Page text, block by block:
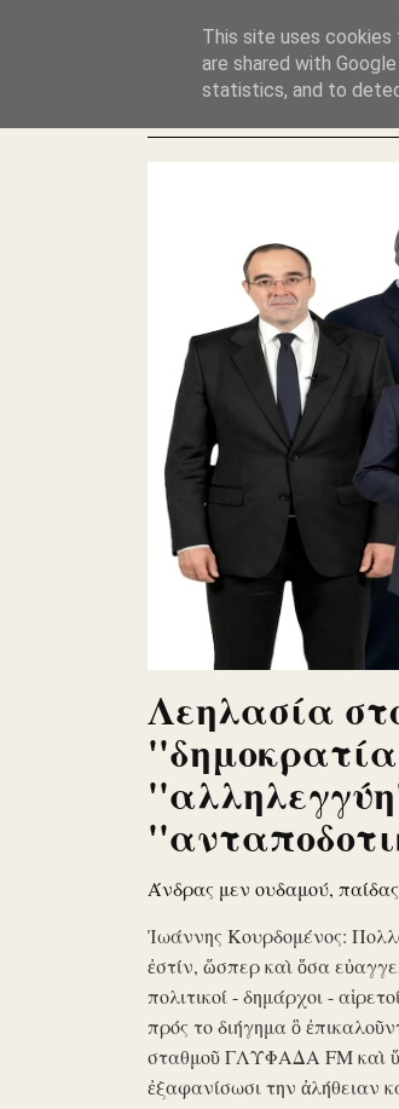
ΛΕΗΛΑΣΙΑ ΚΑΙ ΕΓΚΛΗΜΑ ?
Λεηλασία
Άνδρας μεν ουδαμού,
Ἰωάννης Κουρδομένος:
ἐστίν, ὥσπερ καὶ ὅσα
πολιτικοί - δημάρχοι -
πρός το διήγημα ὃ
σταθμοῦ ΓΛΥΦΑΔΑ FM καὶ
ἐξαφανίσωσι την ἀλήθειαν
This site uses cookies
are shared with
statistics, and to